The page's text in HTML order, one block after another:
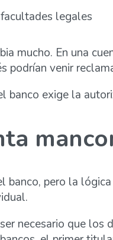
legales
mucho. En una
venir
banco exige la
pero la
necesario que